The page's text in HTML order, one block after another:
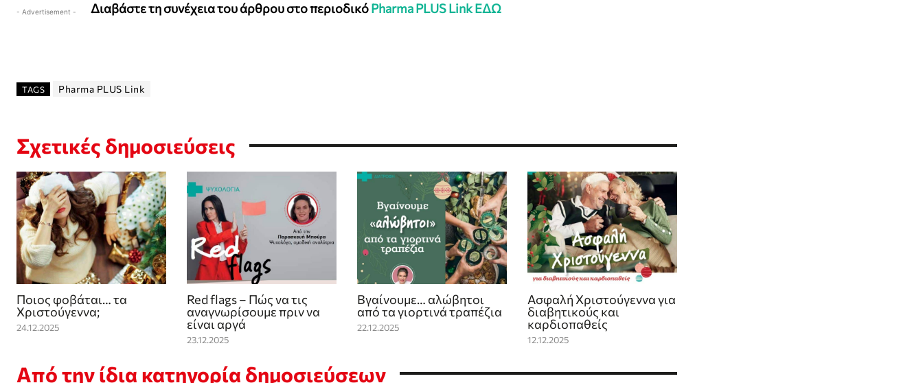
- Advertisement - Διαβάστε τη συνέχεια του άρθρου στο περιοδικόPharma PLUS Link ΕΔΩ
TAGS Pharma PLUS Link
Σχετικές δημοσιεύσεις
Ποιος φοβάται… τα
Χριστούγεννα;
24.12.2025
Red flags – Πώς να τις
αναγνωρίσουμε πριν να
είναι αργά
23.12.2025
Βγαίνουμε… αλώβητοι
από τα γιορτινά τραπέζια
22.12.2025
Ασφαλή Χριστούγεννα για
διαβητικούς και
καρδιοπαθείς
12.12.2025
Από την ίδια κατηγορία δημοσιεύσεων